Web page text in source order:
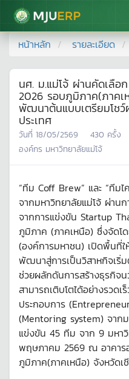
มหาวิทยาลัยแม่โจ้
หน้าหลัก รายละเอียด
นศ. ม.แม่โจ้ ผ่านคัดเลือ
2026 รอบภูมิภาค(ภาค
พัฒนาต้นแบบเตรียมโช
ประเทศ
วันที่ 18/05/2569 430 ครั้ง
องค์กร มหาวิทยาลัยแม่โจ้
“ทีม Coff Brew” และ “ทีม
จากมหาวิทยาลัยแม่โจ้ ผ่าน
จากการแข่งขัน Startup
ภูมิภาค (ภาคเหนือ) ซึ่งจัดโ
(องค์การมหาชน) เปิดพื้นที่
พัฒนาสู่การเป็นวิสาหกิจเริ่
ช่วยผลักดันการสร้างธุรกิจ
สามารถเติบโตได้อย่างรวด
ประกอบการ
(Mentoring system) จาก
แข่งขัน 45 ทีม จาก 9 มหาวิ
พฤษภาคม 2569 ณ อาคาร
ภูมิภาค(ภาคเหนือ) จังหวัดเ